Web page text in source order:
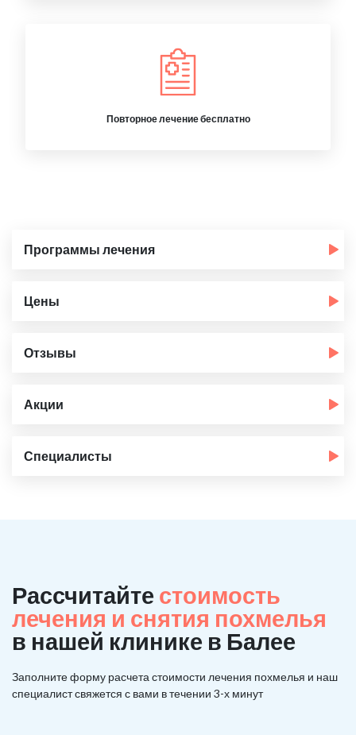
Повторное лечение бесплатно
Программы лечения
Цены
Отзывы
Акции
Специалисты
Рассчитайте стоимость
лечения и снятия похмелья
в нашей клинике в Балее
Заполните форму расчета стоимости лечения похмелья и наш
специалист свяжется с вами в течении 3-х минут